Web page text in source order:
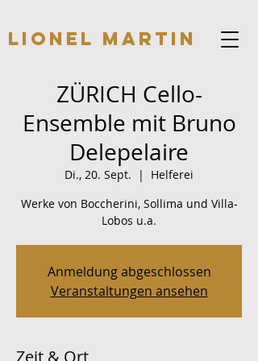
Lionel Martin
ZÜRICH Cello-
Ensemble mit Bruno
Delepelaire
Di., 20. Sept.
  |
Helferei
Werke von Boccherini, Sollima und Villa-
Lobos u.a.
Anmeldung abgeschlossen
Veranstaltungen ansehen
Zeit & Ort